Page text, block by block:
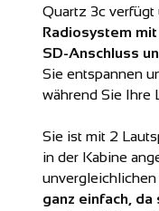
Quartz 3c verfügt
Radiosystem mit
SD-Anschluss
Sie entspannen
während Sie Ihre
Sie ist mit 2
in der Kabine
unvergleichlichen
ganz einfach,